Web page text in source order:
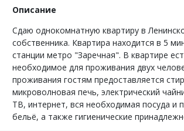
Описание
Сдаю однокомнатную квартиру в
собственника. Квартира находится в 5
станции метро "Заречная". В квартире
необходимое для проживания двух
проживания гостям предоставляется
микроволновая печь, электрический
ТВ, интернет, вся необходимая посуда и
бельё, а также гигиенические